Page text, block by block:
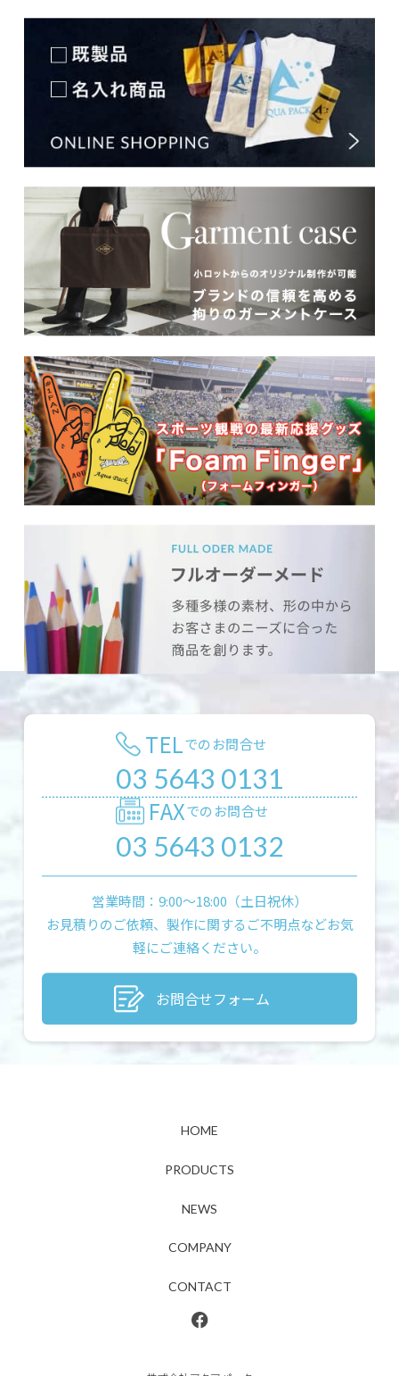
TELでのお問合せ
03 5643 0131
FAXでのお問合せ
03 5643 0132
営業時間：9:00〜18:00（土日祝休）
お見積りのご依頼、製作に関するご不明点などお気
軽にご連絡ください。
お問合せフォーム
HOME
PRODUCTS
NEWS
COMPANY
CONTACT